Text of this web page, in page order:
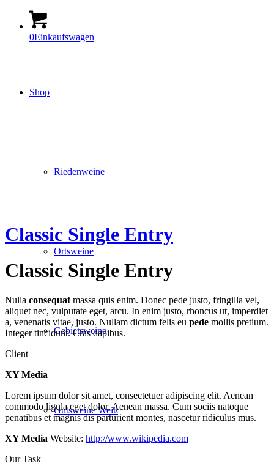
0Einkaufswagen
Shop
Riedenweine
Ortsweine
Gebietsweine
Gutsweine Weiß
Classic Single Entry
Classic Single Entry
Nulla consequat massa quis enim. Donec pede justo, fringilla vel,
aliquet nec, vulputate eget, arcu. In enim justo, rhoncus ut, imperdiet
a, venenatis vitae, justo. Nullam dictum felis eu pede mollis pretium.
Integer tincidunt. Cras dapibus.
Client
XY Media
Lorem ipsum dolor sit amet, consectetuer adipiscing elit. Aenean
commodo ligula eget dolor. Aenean massa. Cum sociis natoque
penatibus et magnis dis parturient montes, nascetur ridiculus mus.
XY Media Website: http://www.wikipedia.com
Our Task